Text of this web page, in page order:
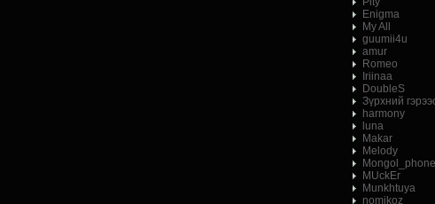
Enigma
My All
guumii4u
amur
Romeo
Iriinaa
DoubleS
Зүрхний
harmony
luna
Makar
Melody
Mongol_phone
MUckEr
Munkhtuya
nomikoz